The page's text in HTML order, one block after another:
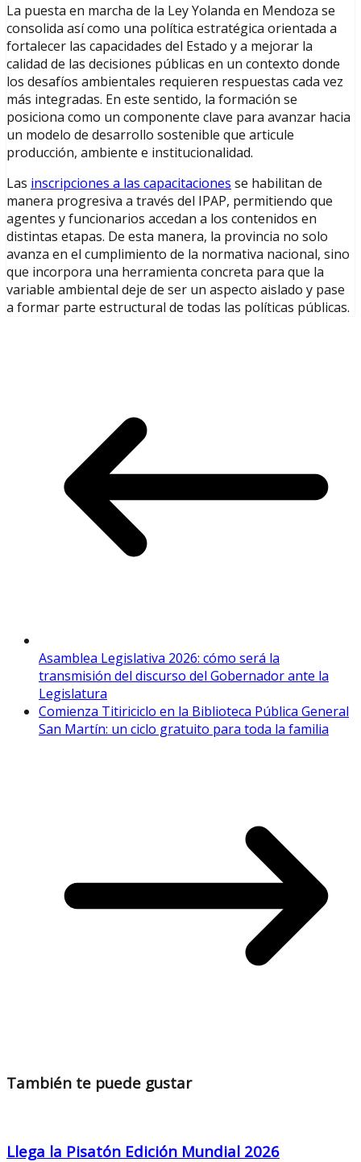
La puesta en marcha de la Ley Yolanda en Mendoza se
consolida así como una política estratégica orientada a
fortalecer las capacidades del Estado y a mejorar la
calidad de las decisiones públicas en un contexto donde
los desafíos ambientales requieren respuestas cada vez
más integradas. En este sentido, la formación se
posiciona como un componente clave para avanzar hacia
un modelo de desarrollo sostenible que articule
producción, ambiente e institucionalidad.
Las inscripciones a las capacitaciones se habilitan de
manera progresiva a través del IPAP, permitiendo que
agentes y funcionarios accedan a los contenidos en
distintas etapas. De esta manera, la provincia no solo
avanza en el cumplimiento de la normativa nacional, sino
que incorpora una herramienta concreta para que la
variable ambiental deje de ser un aspecto aislado y pase
a formar parte estructural de todas las políticas públicas.
Asamblea Legislativa 2026: cómo será la
transmisión del discurso del Gobernador ante la
Legislatura
Comienza Titiriciclo en la Biblioteca Pública General
San Martín: un ciclo gratuito para toda la familia
También te puede gustar
Llega la Pisatón Edición Mundial 2026